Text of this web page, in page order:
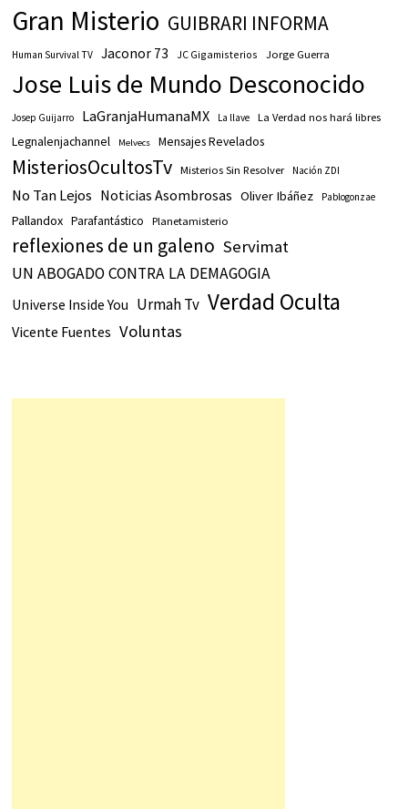
Gran Misterio GUIBRARI INFORMA
Human Survival TV Jaconor 73 JC Gigamisterios Jorge Guerra
Jose Luis de Mundo Desconocido
Josep Guijarro LaGranjaHumanaMX La llave La Verdad nos hará libres
Legnalenjachannel Melvecs Mensajes Revelados
MisteriosOcultosTv Misterios Sin Resolver Nación ZDI
No Tan Lejos Noticias Asombrosas Oliver Ibáñez Pablogonzae
Pallandox Parafantástico Planetamisterio
reflexiones de un galeno Servimat
UN ABOGADO CONTRA LA DEMAGOGIA
Universe Inside You Urmah Tv Verdad Oculta
Vicente Fuentes Voluntas